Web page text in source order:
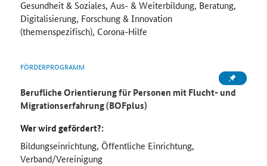
Gesundheit & Soziales, Aus- & Weiterbildung, Beratung,
Digitalisierung, Forschung & Innovation
(themenspezifisch), Corona-Hilfe
FÖRDERPROGRAMM
Berufliche Orientierung für Personen mit Flucht- und
Migrationserfahrung (BOFplus)
Wer wird gefördert?:
Bildungseinrichtung, Öffentliche Einrichtung,
Verband/Vereinigung